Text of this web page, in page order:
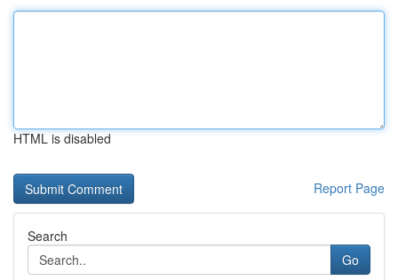
HTML is disabled
Report Page
Search
Go